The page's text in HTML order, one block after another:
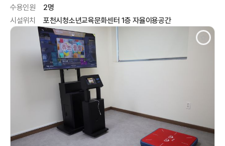
수용인원
2명
시설위치
포천시청소년교육문화센터 1층 자율이용공간